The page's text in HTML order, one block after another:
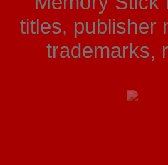
titles, publisher
trademarks,